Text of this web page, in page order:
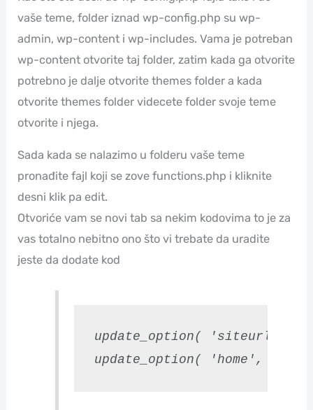
vaše teme, folder iznad wp-config.php su wp-
admin, wp-content i wp-includes. Vama je potreban
wp-content otvorite taj folder, zatim kada ga otvorite
potrebno je dalje otvorite themes folder a kada
otvorite themes folder videcete folder svoje teme
otvorite i njega.
Sada kada se nalazimo u folderu vaše teme
pronađite fajl koji se zove functions.php i kliknite
desni klik pa edit.
Otvoriće vam se novi tab sa nekim kodovima to je za
vas totalno nebitno ono što vi trebate da uradite
jeste da dodate kod
update_option( 'siteurl',
update_option( 'home',